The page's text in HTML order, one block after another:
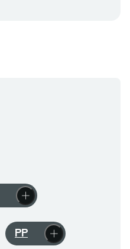
PP